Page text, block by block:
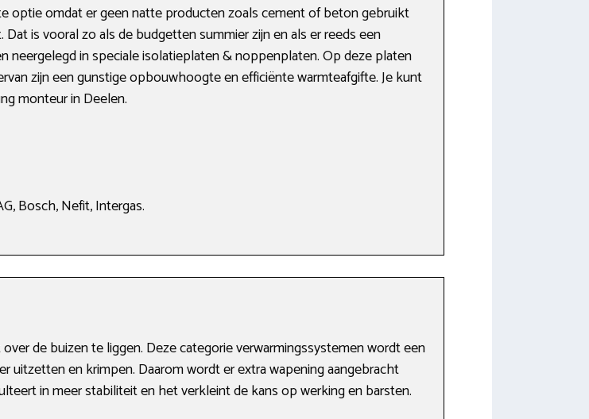
optie omdat er geen natte producten zoals cement of beton gebruikt
is vooral zo als de budgetten summier zijn en als er reeds een
neergelegd in speciale isolatieplaten & noppenplaten. Op deze platen
zijn een gunstige opbouwhoogte en efficiënte warmteafgifte. Je kunt
monteur in Deelen.
Bosch, Nefit, Intergas.
de buizen te liggen. Deze categorie verwarmingssystemen wordt een
uitzetten en krimpen. Daarom wordt er extra wapening aangebracht
in meer stabiliteit en het verkleint de kans op werking en barsten.